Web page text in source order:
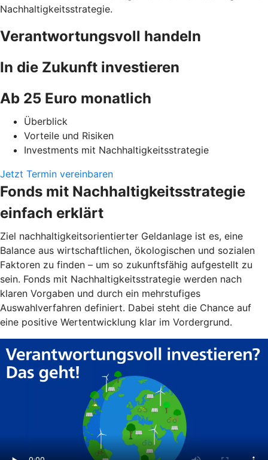
Nachhaltigkeitsstrategie.
Verantwortungsvoll handeln
In die Zukunft investieren
Ab 25 Euro monatlich
Überblick
Vorteile und Risiken
Investments mit Nachhaltigkeitsstrategie
Jetzt Termin vereinbaren
Fonds mit Nachhaltigkeitsstrategie
einfach erklärt
Ziel nachhaltigkeitsorientierter Geldanlage ist es, eine
Balance aus wirtschaftlichen, ökologischen und sozialen
Faktoren zu finden – um so zukunftsfähig aufgestellt zu
sein. Fonds mit Nachhaltigkeitsstrategie werden nach
klaren Vorgaben und durch ein mehrstufiges
Auswahlverfahren definiert. Dabei steht die Chance auf
eine positive Wertentwicklung klar im Vordergrund.